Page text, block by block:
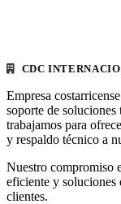
CDC
Empresa
soporte de
trabajamos para
y respaldo técnico a
Nuestro compromiso
eficiente y soluciones
clientes.